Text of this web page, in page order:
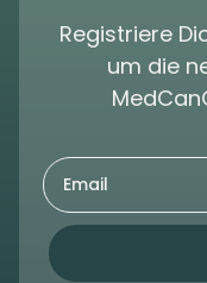
Registriere
um die